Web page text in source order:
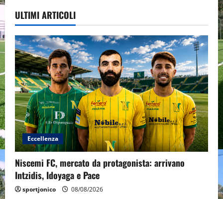
ULTIMI ARTICOLI
Eccellenza
Niscemi FC, mercato da protagonista: arrivano
Intzidis, Idoyaga e Pace
sportjonico 08/08/2026